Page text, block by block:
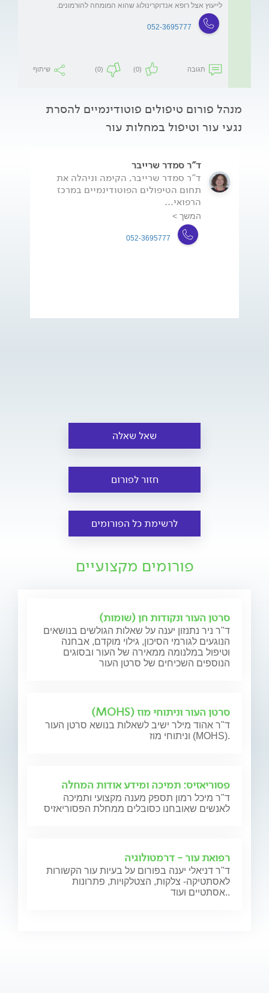
לייעוץ אצל רופא אנדוקרינולוג שהוא המומחה להורמונים.
052-3695777
תגובה (0)
(0) שיתוף
מנהל פורום טיפולים פוטודינמיים להסרת
נגעי עור וטיפול במחלות עור
ד"ר סמדר שרייבר
ד"ר סמדר שרייבר, הקימה וניהלה את
תחום הטיפולים הפוטודינמיים במרכז
הרפואי...
המשך >
052-3695777
שאל שאלה
חזור לפורום
לרשימת כל הפורומים
פורומים מקצועיים
סרטן העור ונקודות חן (שומות)
ד"ר ניר נתנזון יענה על שאלות הגולשים בנושאים
הנוגעים לגורמי הסיכון, גילוי מוקדם, אבחנה
וטיפול במלנומה ממאירה של העור ובסוגים
הנוספים השכיחים של סרטן העור
סרטן העור וניתוחי מוז (MOHS)
ד"ר אהוד מילר ישיב לשאלות בנושא סרטן העור
וניתוחי מוז (MOHS).
פסוריאזיס: תמיכה ומידע אודות המחלה
ד"ר מיכל רמון תספק מענה מקצועי ותמיכה
לאנשים שאובחנו כסובלים ממחלת הפסוריאזיס
רפואת עור - דרמטולוגיה
ד"ר דניאלי יענה בפורום על בעיות עור הקשורות
לאסתטיקה- צלקות, הצטלקויות, פתרונות
אסתטיים ועוד..